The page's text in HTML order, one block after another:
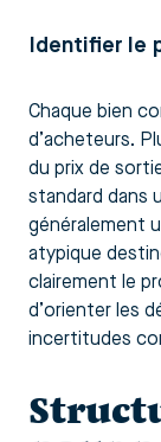
Identifier le
Chaque bien
d’acheteurs.
du prix de
standard dans
généralement
atypique
clairement le
d’orienter les
incertitudes